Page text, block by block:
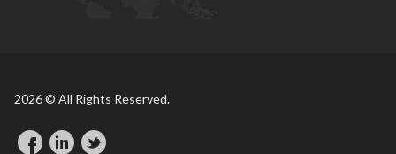
2026 © All Rights Reserved.